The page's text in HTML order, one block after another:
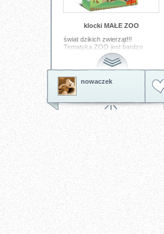
klocki MAŁE ZOO
świat dzikich zwierząt!!!
Tematyka ZOO jest bardzo
popularna zarówno u dzieci jak i
u rodziców. Poprzez zabawę
poznajemy wiele gatunków
egzotycznych zwierząt. *Zestaw
zawiera zwierzątka, strażnika
ZOO oraz duże, budowlane
klocki.
nowaczek